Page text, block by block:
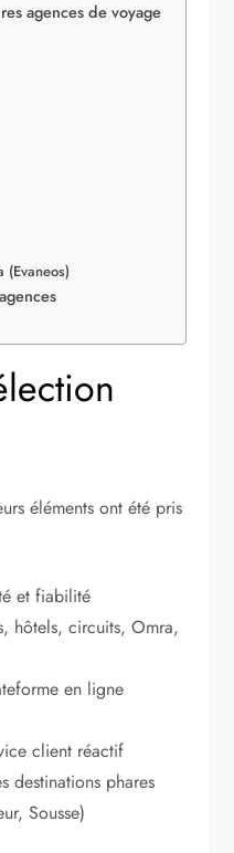
agences de voyage
(Evaneos)
éléments ont été pris
et fiabilité
hôtels, circuits, Omra,
en ligne
client réactif
destinations phares
Sousse)